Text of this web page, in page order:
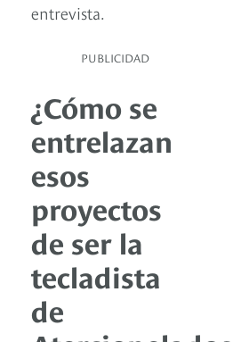
entrevista.
PUBLICIDAD
¿Cómo se
entrelazan
esos
proyectos
de ser la
tecladista
de